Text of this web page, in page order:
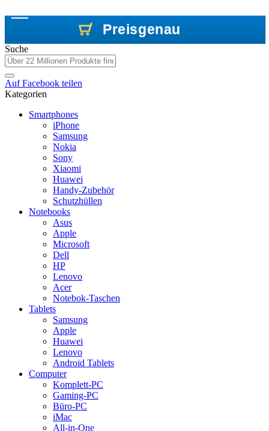
Preisgenau
Preisgenau
Preisgenau
Suche
AufFacebook teilen
Kategorien
Smartphones
iPhone
Samsung
Nokia
Sony
Xiaomi
Huawei
Handy-Zubehör
Schutzhüllen
Notebooks
Asus
Apple
Microsoft
Dell
HP
Lenovo
Acer
Notebok-Taschen
Tablets
Samsung
Apple
Huawei
Lenovo
Android Tablets
Computer
Komplett-PC
Gaming-PC
Büro-PC
iMac
All-in-One